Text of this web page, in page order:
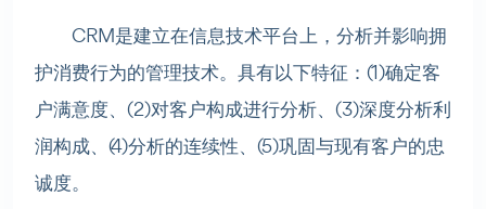
CRM是建立在信息技术平台上，分析并影响拥
护消费行为的管理技术。具有以下特征：(1)确定客
户满意度、(2)对客户构成进行分析、(3)深度分析利
润构成、(4)分析的连续性、(5)巩固与现有客户的忠
诚度。